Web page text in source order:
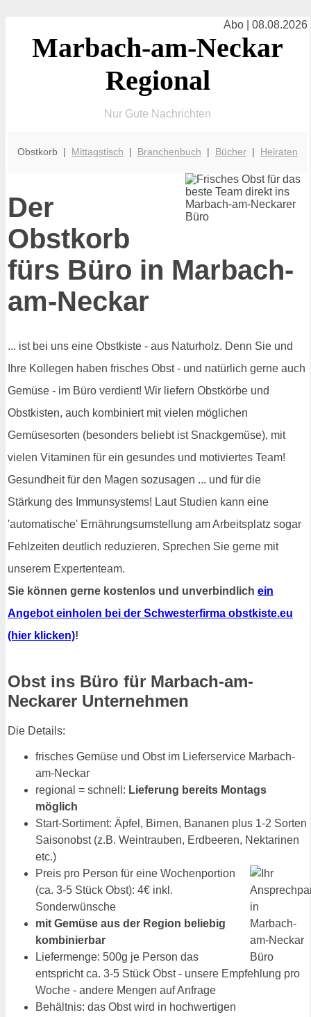
Abo | 08.08.2026
Marbach-am-Neckar
Regional
Nur Gute Nachrichten
Obstkorb | Mittagstisch | Branchenbuch | Bücher | Heiraten
Der
Obstkorb
fürs Büro in Marbach-
am-Neckar
... ist bei uns eine Obstkiste - aus Naturholz. Denn Sie und
Ihre Kollegen haben frisches Obst - und natürlich gerne auch
Gemüse - im Büro verdient! Wir liefern Obstkörbe und
Obstkisten, auch kombiniert mit vielen möglichen
Gemüsesorten (besonders beliebt ist Snackgemüse), mit
vielen Vitaminen für ein gesundes und motiviertes Team!
Gesundheit für den Magen sozusagen ... und für die
Stärkung des Immunsystems! Laut Studien kann eine
'automatische' Ernährungsumstellung am Arbeitsplatz sogar
Fehlzeiten deutlich reduzieren. Sprechen Sie gerne mit
unserem Expertenteam.
Sie können gerne kostenlos und unverbindlich ein
Angebot einholen bei der Schwesterfirma obstkiste.eu
(hier klicken)!
Obst ins Büro für Marbach-am-
Neckarer Unternehmen
Die Details:
frisches Gemüse und Obst im Lieferservice Marbach-
am-Neckar
regional = schnell: Lieferung bereits Montags
möglich
Start-Sortiment: Äpfel, Birnen, Bananen plus 1-2 Sorten
Saisonobst (z.B. Weintrauben, Erdbeeren, Nektarinen
etc.)
Preis pro Person für eine Wochenportion
(ca. 3-5 Stück Obst): 4€ inkl.
Sonderwünsche
mit Gemüse aus der Region beliebig
kombinierbar
Liefermenge: 500g je Person das
entspricht ca. 3-5 Stück Obst - unsere Empfehlung pro
Woche - andere Mengen auf Anfrage
Behältnis: das Obst wird in hochwertigen